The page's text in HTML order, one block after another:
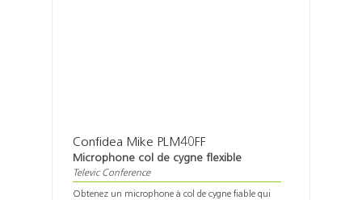
Confidea Mike PLM40FF
Microphone col de cygne flexible
Televic Conference
Obtenez un microphone à col de cygne fiable qui